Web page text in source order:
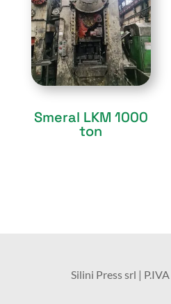
Smeral LKM 1000
ton
Silini Press srl | P.IVA